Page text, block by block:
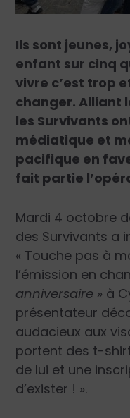
Ils sont jeunes,
enfant sur cinq
vivre c’est trop
changer. Alliant
les Survivants
médiatique et
pacifique en
fait partie
Mardi 4 octobre
des Survivants a
« Touche pas à
l’émission en
anniversaire » à
présentateur
audacieux aux
portent des t-
de lui et une
d’exister ! ».